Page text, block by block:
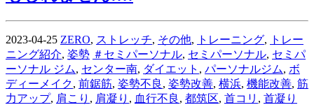
2023-04-25 ZERO, ストレッチ, その他, トレーニング,
トレー
ニング紹介, 姿勢 ＃セミパーソナル, セミパーソナル, セミパ
ーソナル ジム, センター南, ダイエット , パーソナルジム, ボ
ディーメイク, 前鋸筋, 姿勢不良 , 姿勢改善, 横浜, 機能改善, 筋
力アップ, 肩こり , 肩凝り , 血行不良 , 都筑区, 首コリ , 首凝り